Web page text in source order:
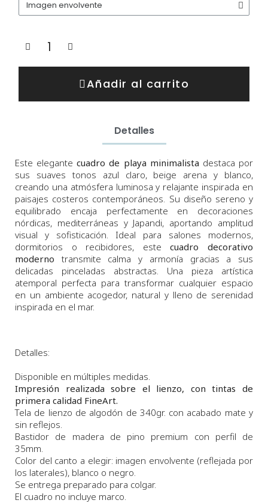
Añadir al carrito
Detalles
Este elegantecuadro de playa minimalista destaca por
sus suaves tonos azul claro, beige arena y blanco,
creando una atmósfera luminosa y relajante inspirada en
paisajes costeros contemporáneos. Su diseño sereno y
equilibrado encaja perfectamente en decoraciones
nórdicas, mediterráneas y Japandi, aportando amplitud
visual y sofisticación. Ideal para salones modernos,
dormitorios o recibidores, estecuadro decorativo
moderno transmite calma y armonía gracias a sus
delicadas pinceladas abstractas. Una pieza artística
atemporal perfecta para transformar cualquier espacio
en un ambiente acogedor, natural y lleno de serenidad
inspirada en el mar.
Detalles:
Disponible en múltiples medidas.
Impresión realizada sobre el lienzo, con tintas de
primera calidad FineArt.
Tela de lienzo de algodón de 340gr. con acabado mate y
sin reflejos.
Bastidor de madera de pino premium con perfil de
35mm.
Color del canto a elegir: imagen envolvente (reflejada por
los laterales), blanco o negro.
Se entrega preparado para colgar.
El cuadro no incluye marco.